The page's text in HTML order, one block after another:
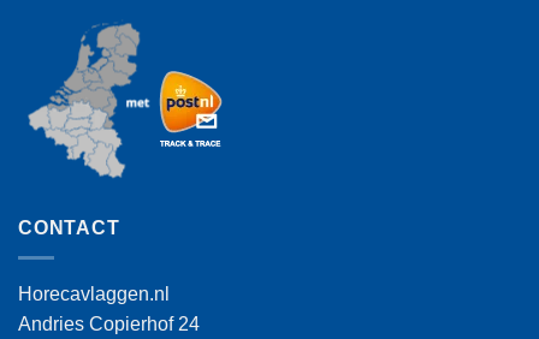
CONTACT
Horecavlaggen.nl
Andries Copierhof 24